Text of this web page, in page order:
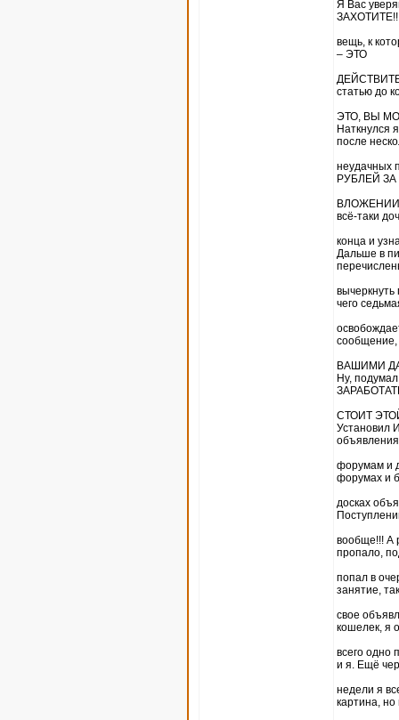
Я Вас
вещь, к
– ЭТО
статью до
ЭТО, ВЫ
Наткнулся
после
неудачных
РУБЛЕЙ
ВЛОЖЕНИИ
всё-таки
конца и
Дальше в
вычеркнуть
чего
сообщение,
ВАШИМИ
Ну,
СТОИТ
Установил
форумам и
форумах и
досках
вообще!!! А
пропало,
попал в
занятие,
свое
кошелек, я
всего одно
и я. Ещё
недели я
картина, но